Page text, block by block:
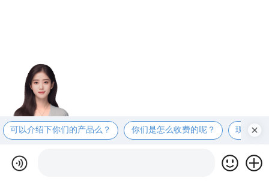
可以介绍下你们的产品么？ 你们是怎么收费的呢？ 现在有